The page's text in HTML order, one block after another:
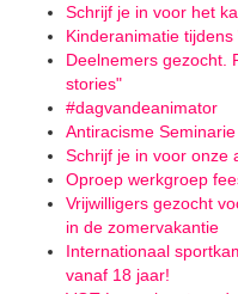
Schrijf je in voor het
Kinderanimatie
Deelnemers gezocht.
stories"
#dagvandeanimator
Antiracisme
Schrijf je in voor onze
Oproep werkgroep
Vrijwilligers gezocht
in de zomervakantie
Internationaal
vanaf 18 jaar!